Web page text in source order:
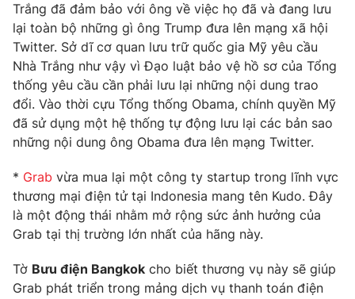
THỜI BÁO VTV
Theo dõi báo trên
Cơ quan chủ quản:Đài Truyền hình Việt Nam
Giấy phép hoạt động báo in và báo điện tử số 483/GP-BTTTT
cấp ngày 29/12/2023
Tổng Biên tập:
Vũ Thanh Thủy
Nguyễn Trọng Ninh
Tổng đài VTV:024.38 355 931 - 024.38 355 932
Trắng đã đảm bảo với ông về việc họ đã và đang lưu
lại toàn bộ những gì ông Trump đưa lên mạng xã hội
Twitter. Sở dĩ cơ quan lưu trữ quốc gia Mỹ yêu cầu
Nhà Trắng như vậy vì Đạo luật bảo vệ hồ sơ của Tổng
thống yêu cầu cần phải lưu lại những nội dung trao
đổi. Vào thời cựu Tổng thống Obama, chính quyền Mỹ
đã sử dụng một hệ thống tự động lưu lại các bản sao
những nội dung ông Obama đưa lên mạng Twitter.
* Grab vừa mua lại một công ty startup trong lĩnh vực
thương mại điện tử tại Indonesia mang tên Kudo. Đây
là một động thái nhằm mở rộng sức ảnh hưởng của
Grab tại thị trường lớn nhất của hãng này.
Tờ Bưu điện Bangkok cho biết thương vụ này sẽ giúp
Grab phát triển trong mảng dịch vụ thanh toán điện